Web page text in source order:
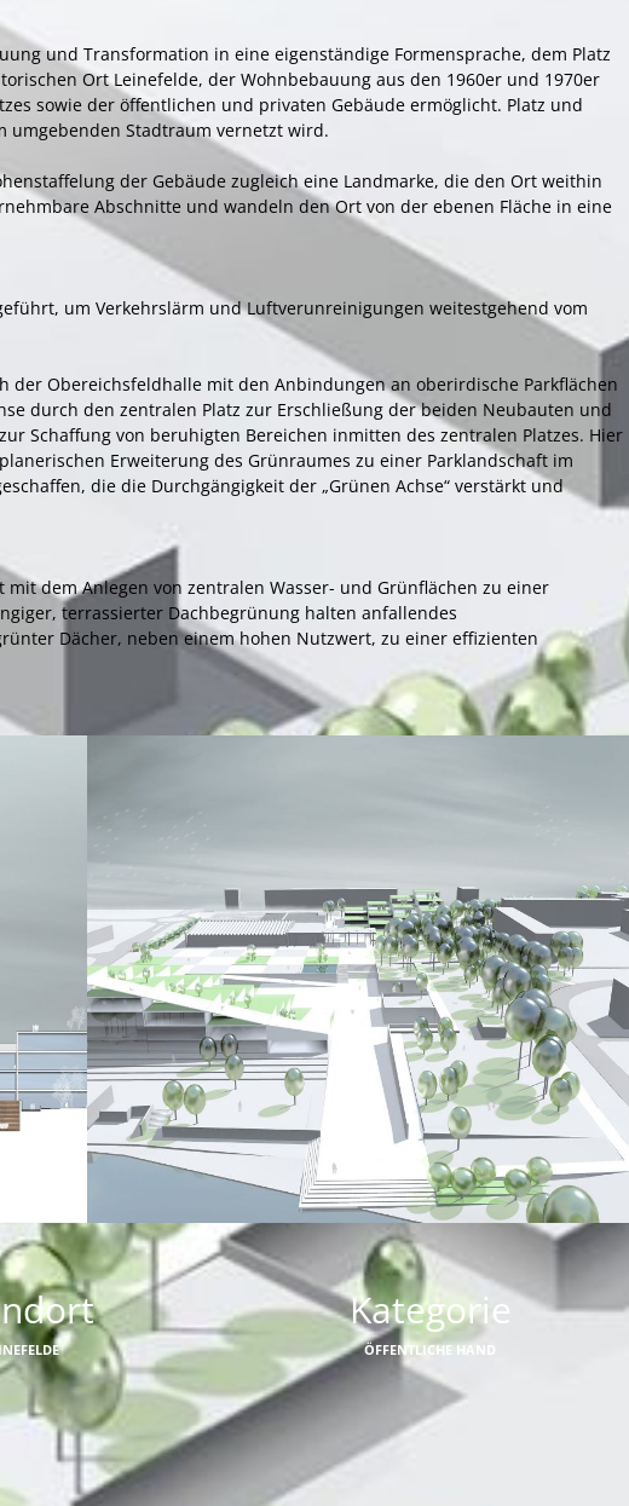
und Transformation in eine eigenständige Formensprache, dem Platz
Ort Leinefelde, der Wohnbebauung aus den 1960er und 1970er
sowie der öffentlichen und privaten Gebäude ermöglicht. Platz und
umgebenden Stadtraum vernetzt wird.
der Gebäude zugleich eine Landmarke, die den Ort weithin
Abschnitte und wandeln den Ort von der ebenen Fläche in eine
um Verkehrslärm und Luftverunreinigungen weitestgehend vom
Obereichsfeldhalle mit den Anbindungen an oberirdische Parkflächen
durch den zentralen Platz zur Erschließung der beiden Neubauten und
Schaffung von beruhigten Bereichen inmitten des zentralen Platzes. Hier
Erweiterung des Grünraumes zu einer Parklandschaft im
die die Durchgängigkeit der „Grünen Achse“ verstärkt und
dem Anlegen von zentralen Wasser- und Grünflächen zu einer
terrassierter Dachbegrünung halten anfallendes
Dächer, neben einem hohen Nutzwert, zu einer effizienten
Kategorie
ÖFFENTLICHE HAND